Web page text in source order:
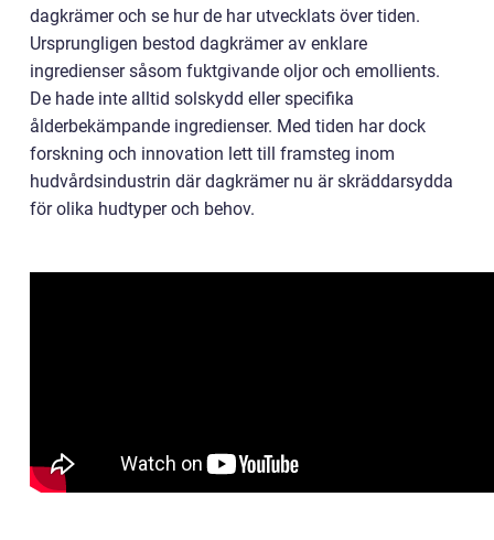
dagkrämer och se hur de har utvecklats över tiden.
Ursprungligen bestod dagkrämer av enklare
ingredienser såsom fuktgivande oljor och emollients.
De hade inte alltid solskydd eller specifika
ålderbekämpande ingredienser. Med tiden har dock
forskning och innovation lett till framsteg inom
hudvårdsindustrin där dagkrämer nu är skräddarsydda
för olika hudtyper och behov.